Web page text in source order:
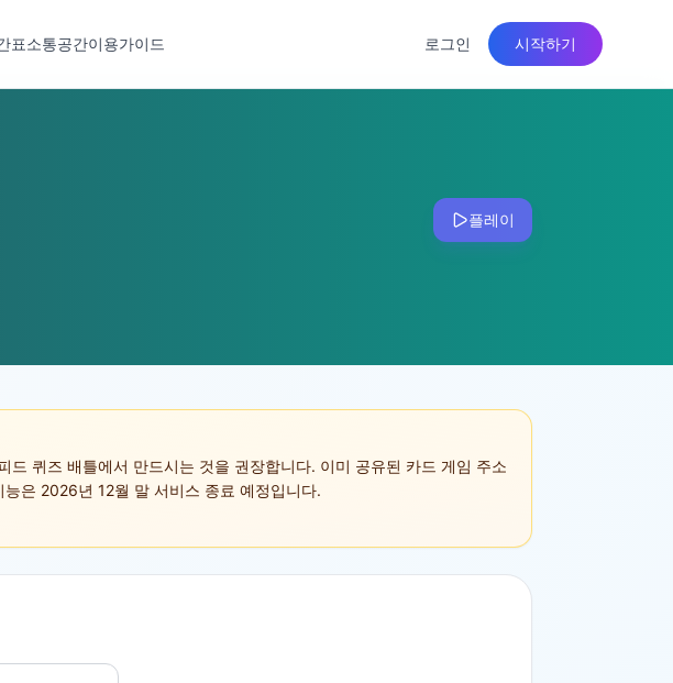
표소통공간이용가이드 로그인 시작하기
플레이
드 퀴즈 배틀에서 만드시는 것을 권장합니다. 이미 공유된 카드 게임 주소
은 2026년 12월 말 서비스 종료 예정입니다.